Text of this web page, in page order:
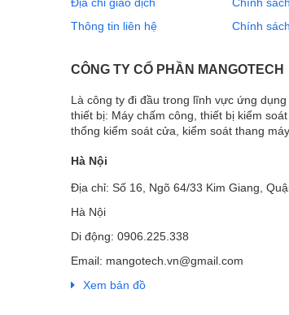
Thông tin liên hệ
Chính
CÔNG TY CỔ PHẦN MANGOTECH
Là công ty đi đầu trong lĩnh vực ứng
thiết bị: Máy chấm công, thiết bị kiểm
thống kiểm soát cửa, kiểm soát thang
Hà Nội
Địa chỉ: Số 16, Ngõ 64/33 Kim Giang,
Hà Nội
Di động: 0906.225.338
Email: mangotech.vn@gmail.com
Xem bản đồ